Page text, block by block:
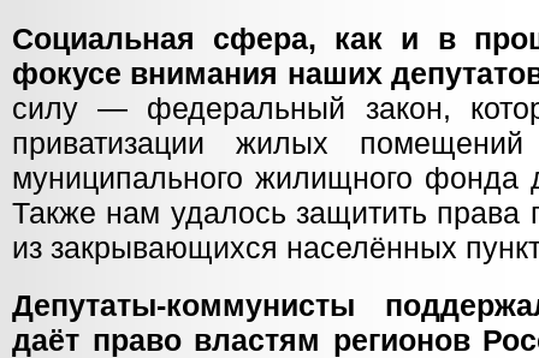
Социальная сфера, как и в
фокусе внимания наших
силу — федеральный закон,
приватизации жилых помещений
муниципального жилищного фонда
Также нам удалось защитить
из закрывающихся населённых
Депутаты-коммунисты
даёт право властям регионов